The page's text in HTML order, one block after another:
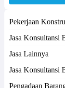
Pekerjaan
Jasa Konsultansi
Jasa Lainnya
Jasa Konsultansi
Pengadaan